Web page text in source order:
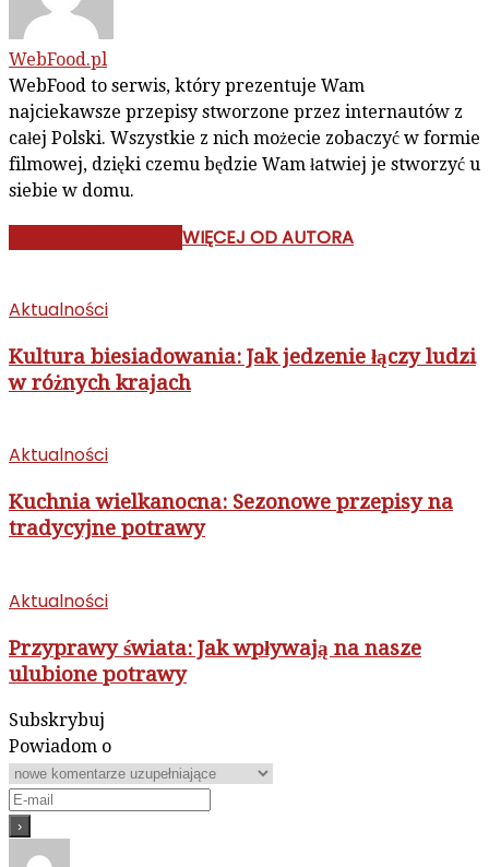
WebFood.pl
WebFood to serwis, który prezentuje Wam
najciekawsze przepisy stworzone przez internautów z
całej Polski. Wszystkie z nich możecie zobaczyć w formie
filmowej, dzięki czemu będzie Wam łatwiej je stworzyć u
siebie w domu.
WIĘCEJ OD AUTORA
Aktualności
Kultura biesiadowania: Jak jedzenie łączy ludzi
w różnych krajach
Aktualności
Kuchnia wielkanocna: Sezonowe przepisy na
tradycyjne potrawy
Aktualności
Przyprawy świata: Jak wpływają na nasze
ulubione potrawy
Subskrybuj
Powiadom o